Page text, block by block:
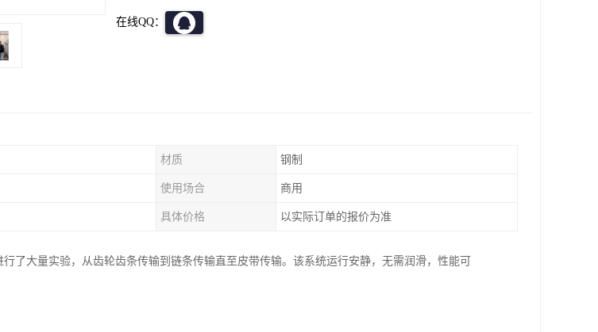
在线QQ：
材质 钢制
使用场合 商用
具体价格 以实际订单的报价为准
了大量实验，从齿轮齿条传输到链条传输直至皮带传输。该系统运行安静，无需润滑，性能可